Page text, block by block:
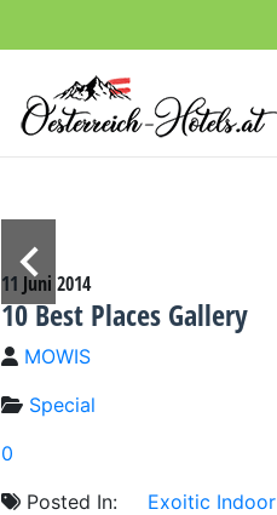
11 Juni 2014
10 Best Places Gallery
MOWIS
Special
0
Posted In: Exoitic Indoor